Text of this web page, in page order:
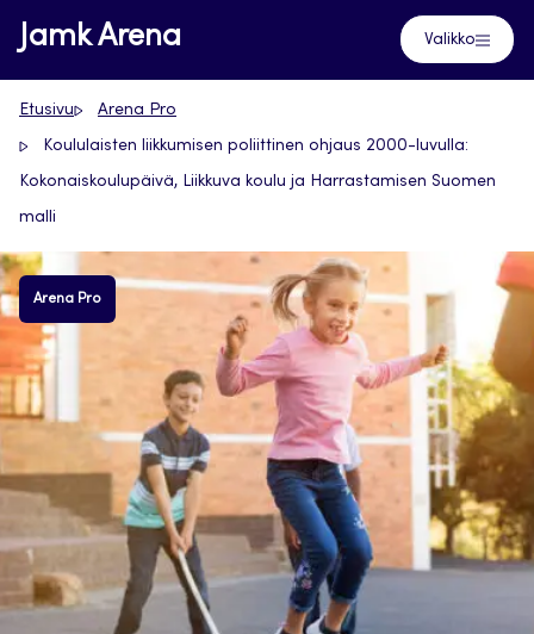
Siirry
suoraan
sisältöön
Jamk Arena Valikko
Etusivu Arena Pro
Koululaisten liikkumisen poliittinen ohjaus 2000-luvulla:
Kokonaiskoulupäivä, Liikkuva koulu ja Harrastamisen Suomen
malli
Arena Pro